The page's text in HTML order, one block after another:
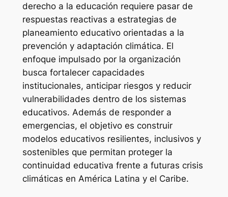
derecho a la educación requiere pasar de
respuestas reactivas a estrategias de
planeamiento educativo orientadas a la
prevención y adaptación climática. El
enfoque impulsado por la organización
busca fortalecer capacidades
institucionales, anticipar riesgos y reducir
vulnerabilidades dentro de los sistemas
educativos. Además de responder a
emergencias, el objetivo es construir
modelos educativos resilientes, inclusivos y
sostenibles que permitan proteger la
continuidad educativa frente a futuras crisis
climáticas en América Latina y el Caribe.